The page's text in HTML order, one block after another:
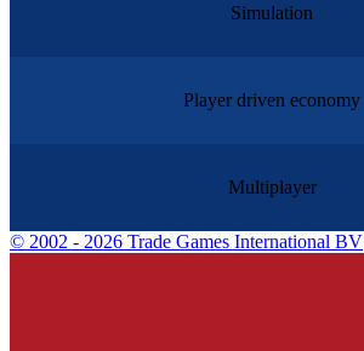
Simulation
Player driven economy
Multiplayer
© 2002 - 2026 Trade Games International BV